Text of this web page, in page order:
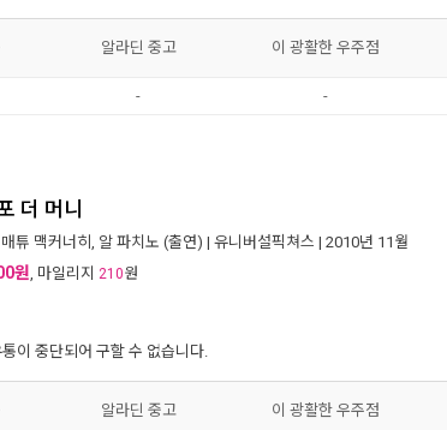
알라딘 중고 이 광활한 우주점
- -
더 머니
매튜 맥커너히 , 알 파치노 (출연) | 유니버설픽쳐스 | 2010년 11월
원, 마일리지 210원
이 중단되어 구할 수 없습니다.
알라딘 중고 이 광활한 우주점